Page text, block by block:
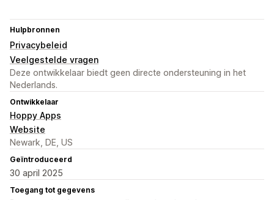
Hulpbronnen
Privacybeleid
Veelgestelde vragen
Deze ontwikkelaar biedt geen directe ondersteuning in het
Nederlands.
Ontwikkelaar
Hoppy Apps
Website
Newark, DE, US
Geïntroduceerd
30 april 2025
Toegang tot gegevens